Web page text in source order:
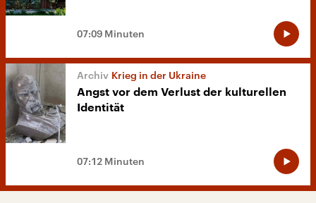
07:09 Minuten
Krieg in der Ukraine
Angst vor dem Verlust der kulturellen
Identität
07:12 Minuten